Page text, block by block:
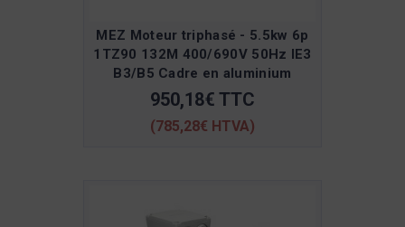
MEZ Moteur triphasé - 5.5kw 6p
1TZ90 132M 400/690V 50Hz IE3
B3/B5 Cadre en aluminium
950,18€ TTC
(785,28€ HTVA)